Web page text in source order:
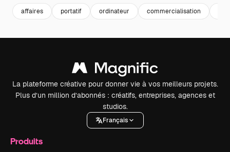
affaires portatif ordinateur commercialisation
La plateforme créative pour donner vie à vos meilleurs projets.
Plus d’un million d’abonnés : créatifs, entreprises, agences et
studios.
Français
Produits